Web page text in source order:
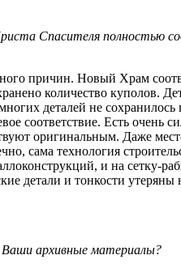
Спасителя полностью
причин. Новый Храм
количество куполов.
деталей не
соответствие. Есть очень
оригинальным. Даже
сама технология
и на сетку-
детали и тонкости утеряны
Ваши архивные материалы?